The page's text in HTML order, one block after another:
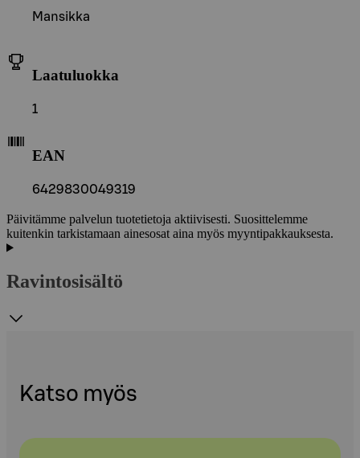
Mansikka
Laatuluokka
1
EAN
6429830049319
Päivitämme palvelun tuotetietoja aktiivisesti. Suosittelemme
kuitenkin tarkistamaan ainesosat aina myös myyntipakkauksesta.
Ravintosisältö
Katso myös